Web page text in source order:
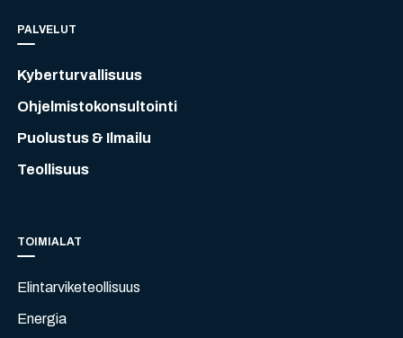
PALVELUT
Kyberturvallisuus
Ohjelmistokonsultointi
Puolustus & Ilmailu
Teollisuus
TOIMIALAT
Elintarviketeollisuus
Energia